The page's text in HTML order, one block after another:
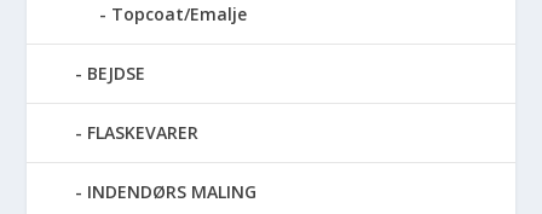
Topcoat/Emalje
BEJDSE
FLASKEVARER
INDENDØRS MALING